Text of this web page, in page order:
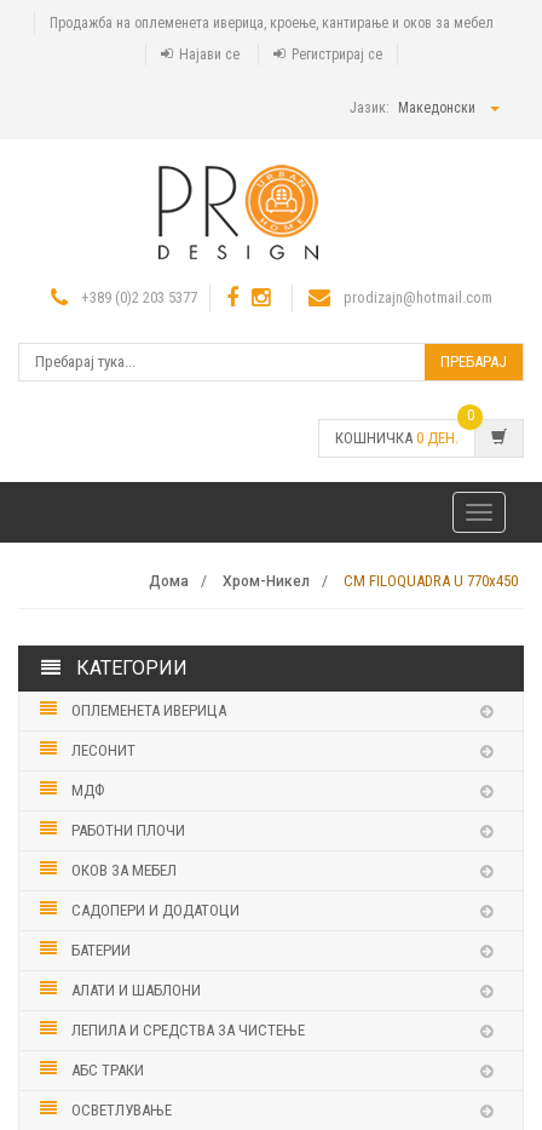
Продажба на оплеменета иверица, кроење, кантирање и оков за мебел
Најави се
Регистрирај се
Јазик: Македонски
+389 (0)2 203 5377 prodizajn@hotmail.com
ПРЕБАРАЈ
КОШНИЧКА 0 ДЕН.
0
Toggle
navigation
Дома Хром-Никел CM FILOQUADRA U 770х450
КАТЕГОРИИ
ОПЛЕМЕНЕТА ИВЕРИЦА
ЛЕСОНИТ
МДФ
РАБОТНИ ПЛОЧИ
ОКОВ ЗА МЕБЕЛ
САДОПЕРИ И ДОДАТОЦИ
БАТЕРИИ
АЛАТИ И ШАБЛОНИ
ЛЕПИЛА И СРЕДСТВА ЗА ЧИСТЕЊЕ
АБС ТРАКИ
ОСВЕТЛУВАЊЕ